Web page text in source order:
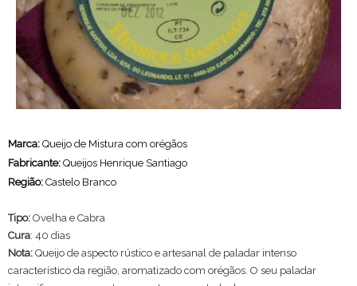
Marca: Queijo de Mistura com orégãos
Fabricante: Queijos Henrique Santiago
Região: Castelo Branco
Tipo: Ovelha e Cabra
Cura: 40 dias
Nota: Queijo de aspecto rústico e artesanal de paladar intenso
característico da região, aromatizado com orégãos. O seu paladar